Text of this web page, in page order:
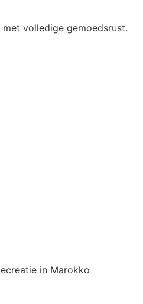
volledige gemoedsrust.
in Marokko